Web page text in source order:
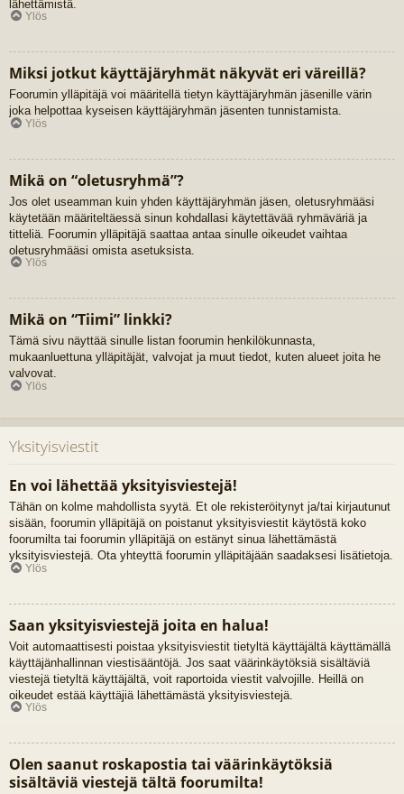
lähettämistä.
Ylös
Miksi jotkut käyttäjäryhmät näkyvät eri väreillä?
Foorumin ylläpitäjä voi määritellä tietyn käyttäjäryhmän jäsenille värin
joka helpottaa kyseisen käyttäjäryhmän jäsenten tunnistamista.
Ylös
Mikä on “oletusryhmä”?
Jos olet useamman kuin yhden käyttäjäryhmän jäsen, oletusryhmääsi
käytetään määriteltäessä sinun kohdallasi käytettävää ryhmäväriä ja
titteliä. Foorumin ylläpitäjä saattaa antaa sinulle oikeudet vaihtaa
oletusryhmääsi omista asetuksista.
Ylös
Mikä on “Tiimi” linkki?
Tämä sivu näyttää sinulle listan foorumin henkilökunnasta,
mukaanluettuna ylläpitäjät, valvojat ja muut tiedot, kuten alueet joita he
valvovat.
Ylös
Yksityisviestit
En voi lähettää yksityisviestejä!
Tähän on kolme mahdollista syytä. Et ole rekisteröitynyt ja/tai kirjautunut
sisään, foorumin ylläpitäjä on poistanut yksityisviestit käytöstä koko
foorumilta tai foorumin ylläpitäjä on estänyt sinua lähettämästä
yksityisviestejä. Ota yhteyttä foorumin ylläpitäjään saadaksesi lisätietoja.
Ylös
Saan yksityisviestejä joita en halua!
Voit automaattisesti poistaa yksityisviestit tietyltä käyttäjältä käyttämällä
käyttäjänhallinnan viestisääntöjä. Jos saat väärinkäytöksiä sisältäviä
viestejä tietyltä käyttäjältä, voit raportoida viestit valvojille. Heillä on
oikeudet estää käyttäjiä lähettämästä yksityisviestejä.
Ylös
Olen saanut roskapostia tai väärinkäytöksiä
sisältäviä viestejä tältä foorumilta!